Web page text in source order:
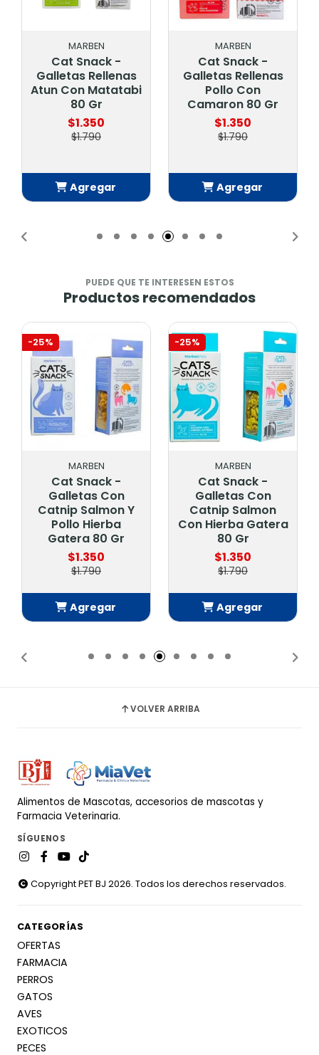
MARBEN
Cat Snack -
Galletas Rellenas
Atun Con Matatabi
80 Gr
$1.350
$1.790
Agregar
MARBEN
Cat Snack -
Galletas Rellenas
Pollo Con
Camaron 80 Gr
$1.350
$1.790
Agregar
PUEDE QUE TE INTERESEN ESTOS
Productos recomendados
-25%
MARBEN
Cat Snack -
Galletas Con
Catnip Salmon Y
Pollo Hierba
Gatera 80 Gr
$1.350
$1.790
Agregar
-25%
MARBEN
Cat Snack -
Galletas Con
Catnip Salmon
Con Hierba Gatera
80 Gr
$1.350
$1.790
Agregar
VOLVER ARRIBA
Alimentos de Mascotas, accesorios de mascotas y
Farmacia Veterinaria.
SÍGUENOS
Copyright PET BJ 2026. Todos los derechos reservados.
CATEGORÍAS
OFERTAS
FARMACIA
PERROS
GATOS
AVES
EXOTICOS
PECES